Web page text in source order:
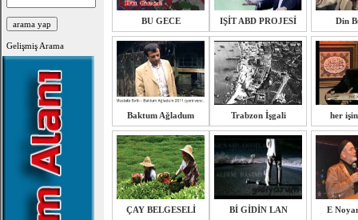
Gelişmiş Arama
BU GECE IŞİT ABD PROJESİ Din
Baktum Ağladum Trabzon İşgali her
ÇAY BELGESELİ Bİ GİDİN LAN E